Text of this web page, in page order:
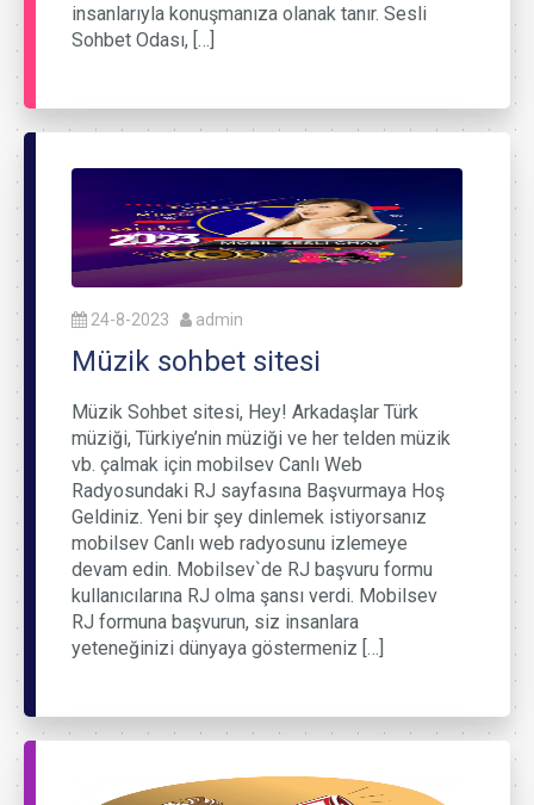
insanlarıyla konuşmanıza olanak tanır. Sesli
Sohbet Odası, […]
24-8-2023 admin
Müzik sohbet sitesi
Müzik Sohbet sitesi, Hey! Arkadaşlar Türk
müziği, Türkiye’nin müziği ve her telden müzik
vb. çalmak için mobilsev Canlı Web
Radyosundaki RJ sayfasına Başvurmaya Hoş
Geldiniz. Yeni bir şey dinlemek istiyorsanız
mobilsev Canlı web radyosunu izlemeye
devam edin. Mobilsev`de RJ başvuru formu
kullanıcılarına RJ olma şansı verdi. Mobilsev
RJ formuna başvurun, siz insanlara
yeteneğinizi dünyaya göstermeniz […]